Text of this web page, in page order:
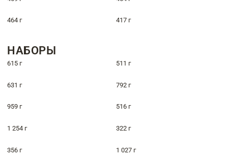
464 г 417 г
НАБОРЫ
615 г 511 г
631 г 792 г
959 г 516 г
1 254 г 322 г
356 г 1 027 г